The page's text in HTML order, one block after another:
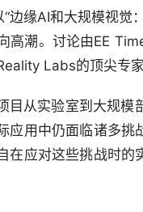
边缘AI和大规模视觉
高潮。讨论由EE
Labs的顶尖专家
目从实验室到大规
应用中仍面临诸多
在应对这些挑战时